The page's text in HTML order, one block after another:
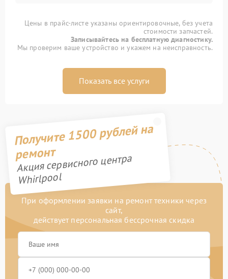
Цены в прайс-листе указаны ориентировочные, без учета
стоимости запчастей.
Записывайтесь на бесплатную диагностику.
Мы проверим ваше устройство и укажем на неисправность.
Показать все услуги
Получите 1500 рублей на
ремонт
Акция сервисного центра
Whirlpool
При оформлении заявки на ремонт техники через
сайт,
действует персональная бессрочная скидка